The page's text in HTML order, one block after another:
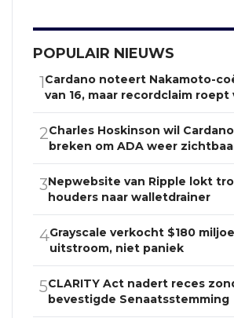
POPULAIR NIEUWS
1Cardano noteert Nakamoto-
van 16, maar recordclaim roept
2Charles Hoskinson wil
breken om ADA weer
3Nepwebsite van Ripple lokt
houders naar walletdrainer
4Grayscale verkocht $180
uitstroom, niet paniek
5CLARITY Act nadert reces
bevestigde Senaatsstemming